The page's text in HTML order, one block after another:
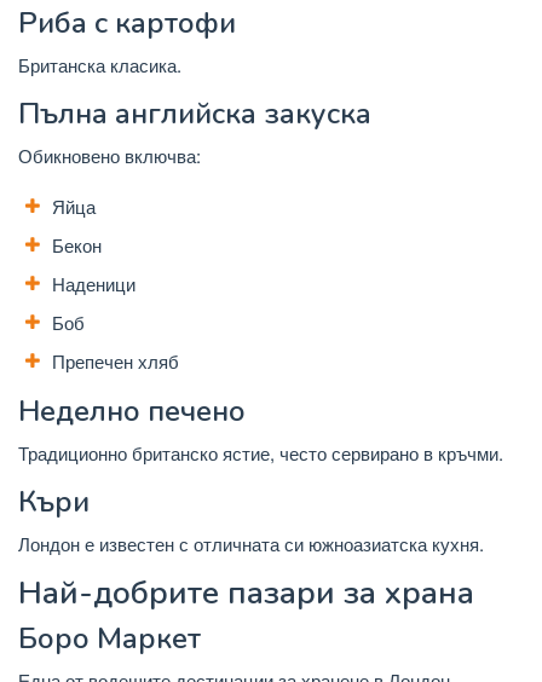
Риба с картофи
Британска класика.
Пълна английска закуска
Обикновено включва:
Яйца
Бекон
Наденици
Боб
Препечен хляб
Неделно печено
Традиционно британско ястие, често сервирано в кръчми.
Къри
Лондон е известен с отличната си южноазиатска кухня.
Най-добрите пазари за храна
Боро Маркет